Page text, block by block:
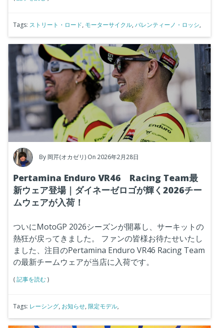
Tags: ストリート・ロード, モーターサイクル, バレンティーノ・ロッシ,
By 岡芹(オカゼリ) On 2026年2月28日
Pertamina Enduro VR46 Racing Team最
新ウェア登場｜ダイネーゼロゴが輝く2026チー
ムウェアが入荷！
ついにMotoGP 2026シーズンが開幕し、サーキットの
熱狂が戻ってきました。
ファンの皆様お待たせいたし
ました、注目のPertamina Enduro VR46 Racing Team
の最新チームウェアが当店に入荷です。
(記事を読む)
Tags: レーシング, お知らせ, 限定モデル,